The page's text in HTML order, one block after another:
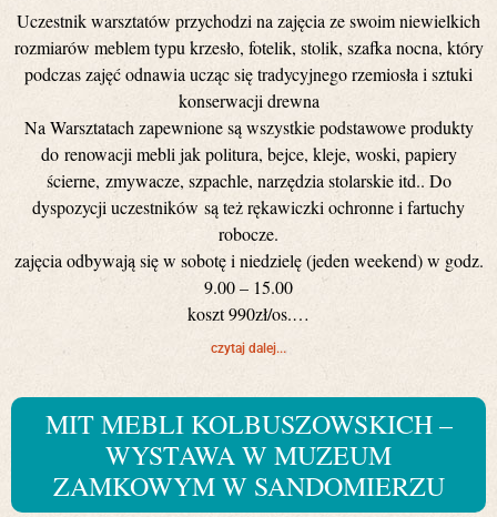
Uczestnik warsztatów przychodzi na zajęcia ze swoim niewielkich
rozmiarów meblem typu krzesło, fotelik, stolik, szafka nocna, który
podczas zajęć odnawia ucząc się tradycyjnego rzemiosła i sztuki
konserwacji drewna
Na Warsztatach zapewnione są wszystkie podstawowe produkty
do renowacji mebli jak politura, bejce, kleje, woski, papiery
ścierne, zmywacze, szpachle, narzędzia stolarskie itd.. Do
dyspozycji uczestników są też rękawiczki ochronne i fartuchy
robocze.
zajęcia odbywają się w sobotę i niedzielę (jeden weekend) w godz.
9.00 – 15.00
koszt 990zł/os.…
czytaj dalej...
MIT MEBLI KOLBUSZOWSKICH –
WYSTAWA W MUZEUM
ZAMKOWYM W SANDOMIERZU